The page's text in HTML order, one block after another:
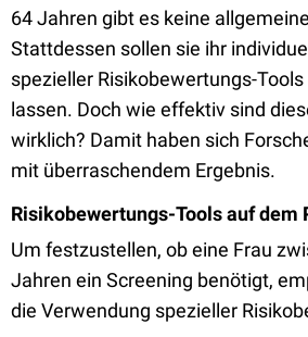
64 Jahren gibt es keine
Stattdessen sollen sie ihr
spezieller Risikobewertungs-
lassen. Doch wie effektiv sind
wirklich? Damit haben sich
mit überraschendem Ergebnis.
Risikobewertungs-Tools auf dem
Um festzustellen, ob eine Frau
Jahren ein Screening benötigt,
die Verwendung spezieller